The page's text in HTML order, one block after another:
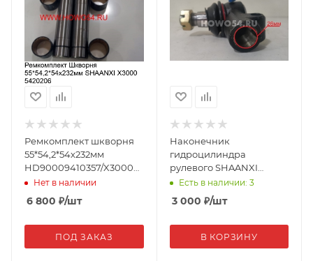
Ремкомплект шкворня
55*54,2*54х232мм
HD90009410357/X3000
(20206)
Нет в наличии
6 800 ₽/шт
ПОД ЗАКАЗ
Наконечник
гидроцилиндра
рулевого SHAANXI
F3000/X3000 26мм
(штучно) 81.95301.6225
(546225)
Есть в наличии: 3
3 000 ₽/шт
В КОРЗИНУ